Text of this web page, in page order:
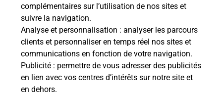
complémentaires sur l’utilisation de nos sites et
suivre la navigation.
Analyse et personnalisation : analyser les parcours
clients et personnaliser en temps réel nos sites et
communications en fonction de votre navigation.
Publicité : permettre de vous adresser des publicités
en lien avec vos centres d’intérêts sur notre site et
en dehors.
Comment La Poste participe-t-elle
à votre sécurité au quotidien ?
Puis-je passer mon code de la route
avec La Poste et sous quelles
conditions ?